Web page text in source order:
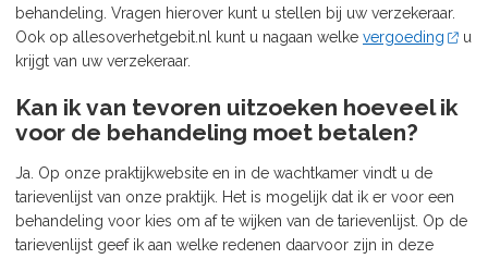
behandeling. Vragen hierover kunt u stellen bij uw verzekeraar.
Ook op allesoverhetgebit.nl kunt u nagaan welke vergoeding
u
krijgt van uw verzekeraar.
Kan ik van tevoren uitzoeken hoeveel ik
voor de behandeling moet betalen?
Ja. Op onze praktijkwebsite en in de wachtkamer vindt u de
tarievenlijst van onze praktijk. Het is mogelijk dat ik er voor een
behandeling voor kies om af te wijken van de tarievenlijst. Op de
tarievenlijst geef ik aan welke redenen daarvoor zijn in deze